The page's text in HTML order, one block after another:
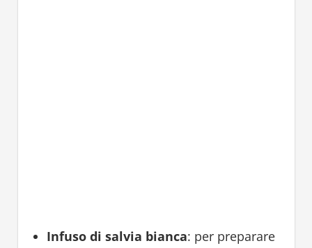
Infuso di salvia bianca: per preparare